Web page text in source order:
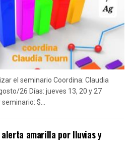
el seminario Coordina: Claudia
26 Días: jueves 13, 20 y 27
$...
alerta amarilla por lluvias y